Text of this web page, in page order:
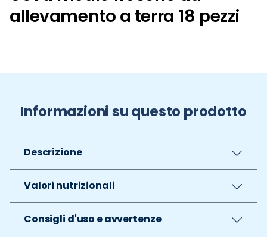
allevamento a terra 18 pezzi
Informazioni su questo prodotto
Descrizione
Valori nutrizionali
Consigli d'uso e avvertenze